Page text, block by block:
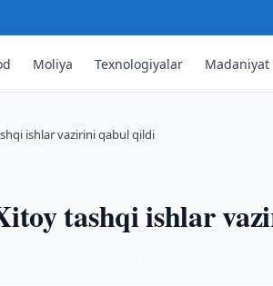
Moliya Texnologiyalar Madaniyat
ishlar vazirini qabul qildi
tashqi ishlar